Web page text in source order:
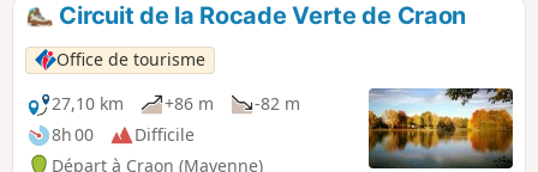
Circuit de la Rocade Verte de Craon
Office de tourisme
27,10 km
+86 m
-82 m
8h 00
Difficile
Départ à Craon (Mayenne)